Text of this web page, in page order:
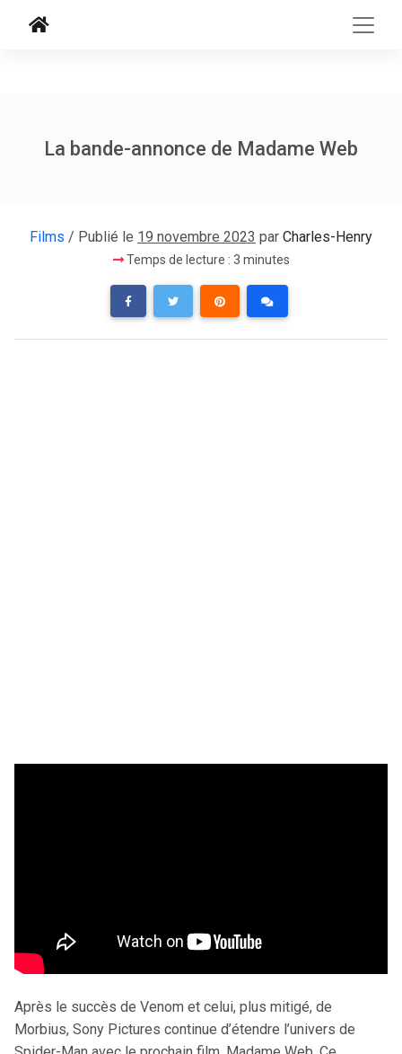
La bande-annonce de Madame Web
Films / Publié le 19 novembre 2023 par Charles-Henry
Temps de lecture : 3 minutes
Après le succès de Venom et celui, plus mitigé, de
Morbius, Sony Pictures continue d’étendre l’univers de